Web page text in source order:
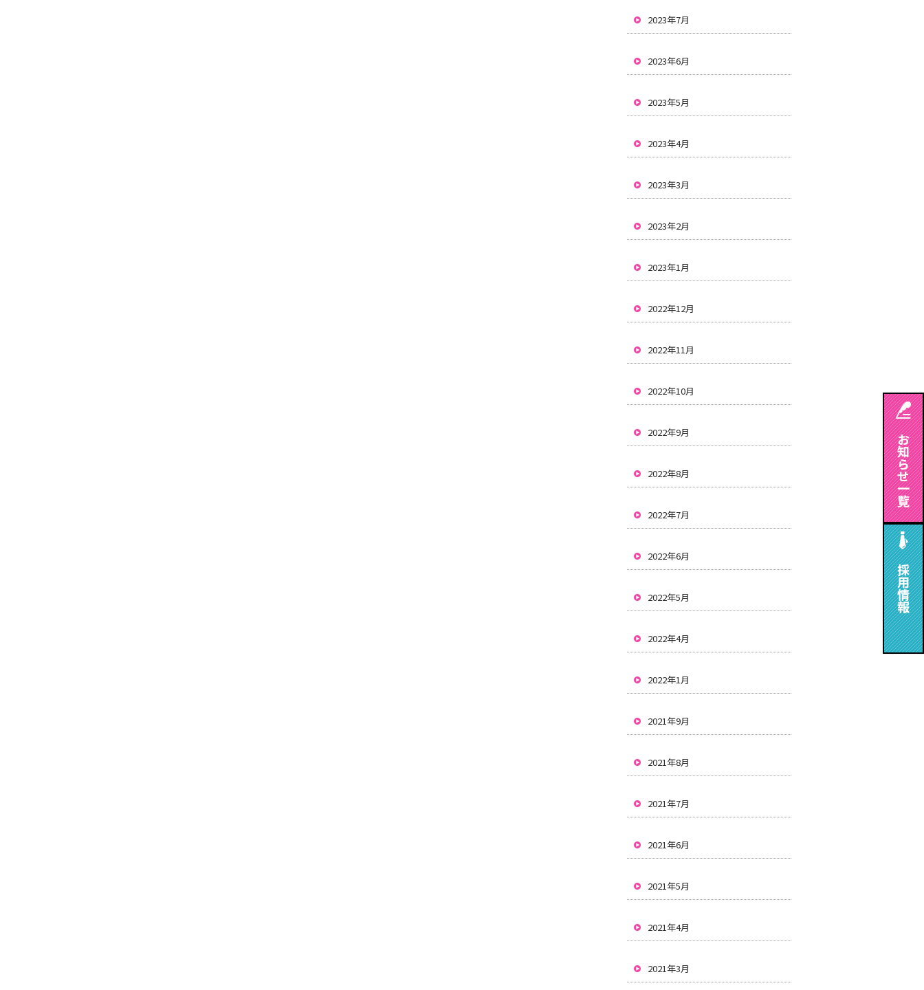
2023年7月
2023年6月
2023年5月
2023年4月
2023年3月
2023年2月
2023年1月
2022年12月
2022年11月
2022年10月
2022年9月
2022年8月
2022年7月
2022年6月
2022年5月
2022年4月
2022年1月
2021年9月
2021年8月
2021年7月
2021年6月
2021年5月
2021年4月
2021年3月